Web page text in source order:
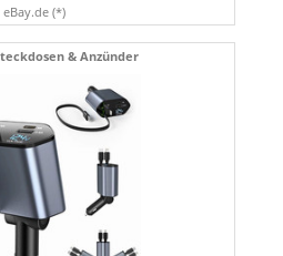
eBay.de (*)
& Anzünder